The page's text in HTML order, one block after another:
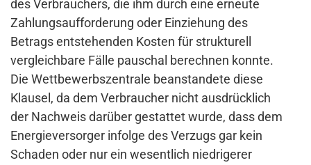
des Verbrauchers, die ihm durch eine erneute
Zahlungsaufforderung oder Einziehung des
Betrags entstehenden Kosten für strukturell
vergleichbare Fälle pauschal berechnen konnte.
Die Wettbewerbszentrale beanstandete diese
Klausel, da dem Verbraucher nicht ausdrücklich
der Nachweis darüber gestattet wurde, dass dem
Energieversorger infolge des Verzugs gar kein
Schaden oder nur ein wesentlich niedrigerer